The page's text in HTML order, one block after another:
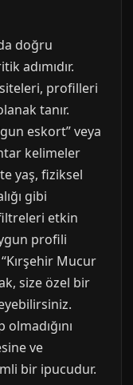
doğru
adımıdır.
profilleri
tanır.
eskort” veya
kelimeler
yaş, fiziksel
gibi
etkin
profili
Mucur
size özel bir
ve
bir ipucudur.